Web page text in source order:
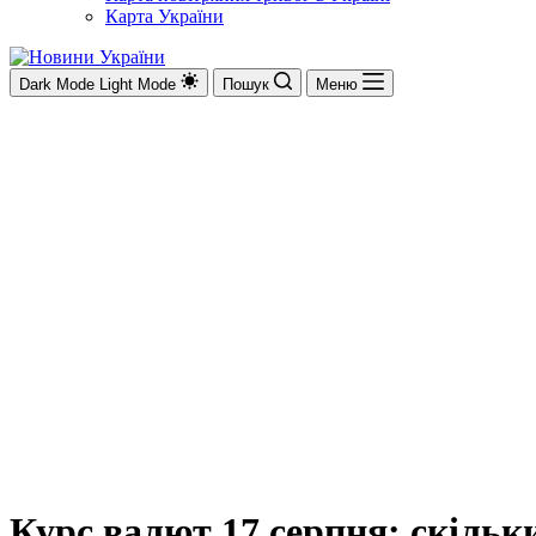
Карта України
Dark Mode Light Mode Пошук Меню